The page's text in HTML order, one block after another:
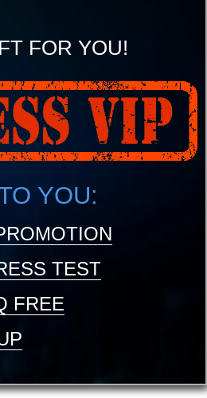
FOR YOU!
YOU:
TEST
FREE